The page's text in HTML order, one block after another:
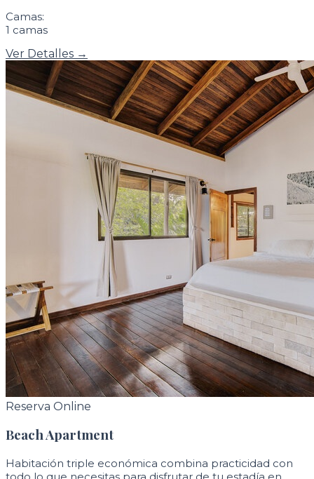
Camas:
1 camas
Ver Detalles →
Reserva Online
Beach Apartment
Habitación triple económica combina practicidad con